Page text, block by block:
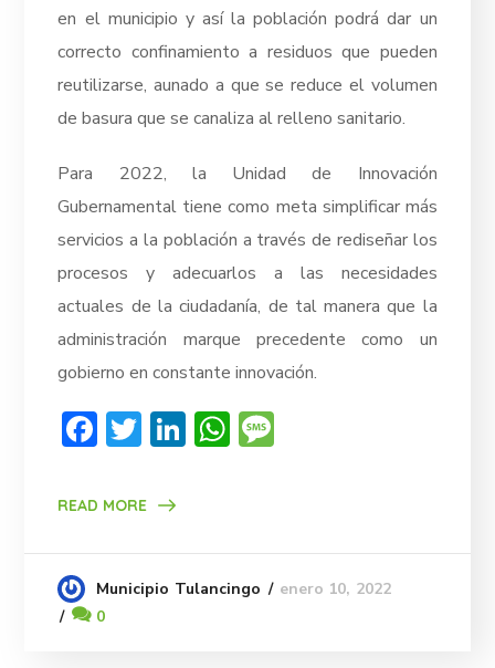
en el municipio y así la población podrá dar un
correcto confinamiento a residuos que pueden
reutilizarse, aunado a que se reduce el volumen
de basura que se canaliza al relleno sanitario.
Para 2022, la Unidad de Innovación
Gubernamental tiene como meta simplificar más
servicios a la población a través de rediseñar los
procesos y adecuarlos a las necesidades
actuales de la ciudadanía, de tal manera que la
administración marque precedente como un
gobierno en constante innovación.
Facebook
Twitter
LinkedIn
WhatsApp
READ MORE
Municipio Tulancingo
enero 10, 2022
0